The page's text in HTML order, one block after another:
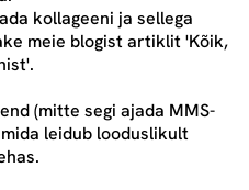
kollageeni ja sellega
meie blogist artiklit 'Kõik,
'.
(mitte segi ajada MMS-
mida leidub looduslikult